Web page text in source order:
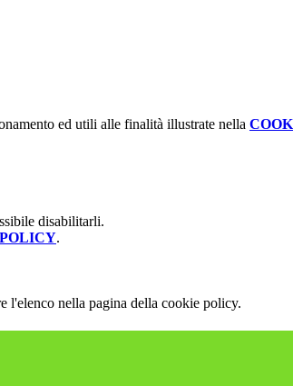
ed utili alle finalità illustrate nella
disabilitarli.
.
l'elenco nella pagina della cookie policy.